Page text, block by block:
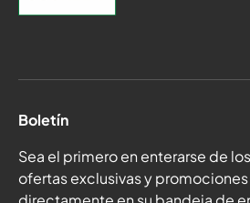
Boletín
Sea el primero en enterarse de
ofertas exclusivas y